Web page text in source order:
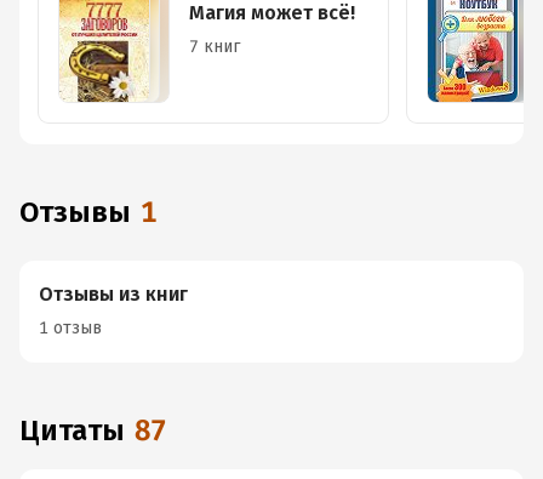
Магия может всё!
7 книг
Отзывы 1
Отзывы из книг
1 отзыв
Цитаты 87